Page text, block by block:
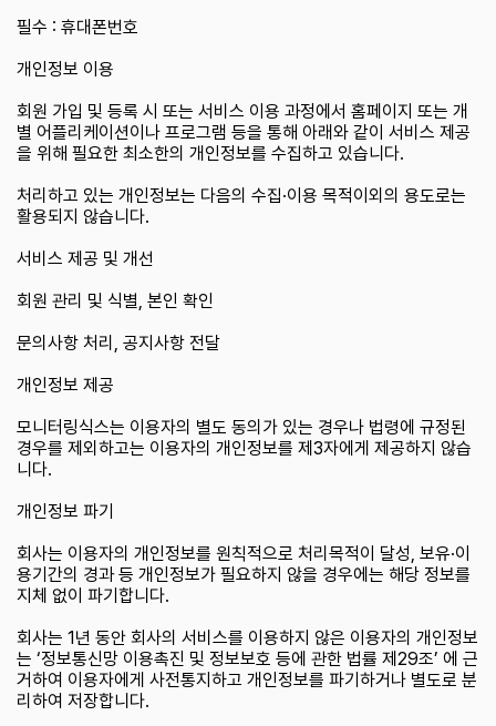
필수 : 휴대폰번호
개인정보 이용
회원 가입 및 등록 시 또는 서비스 이용 과정에서 홈페이지 또는 개
별 어플리케이션이나 프로그램 등을 통해 아래와 같이 서비스 제공
을 위해 필요한 최소한의 개인정보를 수집하고 있습니다.
처리하고 있는 개인정보는 다음의 수집·이용 목적이외의 용도로는
활용되지 않습니다.
서비스 제공 및 개선
회원 관리 및 식별, 본인 확인
문의사항 처리, 공지사항 전달
개인정보 제공
모니터링식스는 이용자의 별도 동의가 있는 경우나 법령에 규정된
경우를 제외하고는 이용자의 개인정보를 제3자에게 제공하지 않습
니다.
개인정보 파기
회사는 이용자의 개인정보를 원칙적으로 처리목적이 달성, 보유·이
용기간의 경과 등 개인정보가 필요하지 않을 경우에는 해당 정보를
지체 없이 파기합니다.
회사는 1년 동안 회사의 서비스를 이용하지 않은 이용자의 개인정보
는 ‘정보통신망 이용촉진 및 정보보호 등에 관한 법률 제29조’ 에 근
거하여 이용자에게 사전통지하고 개인정보를 파기하거나 별도로 분
리하여 저장합니다.